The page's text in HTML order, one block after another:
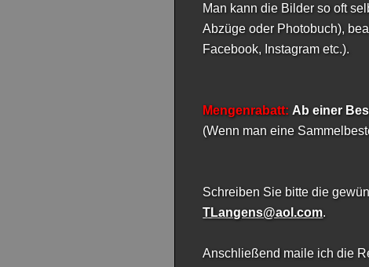
Man kann die Bilder so oft
Abzüge oder Photobuch),
Facebook, Instagram etc.).
Mengenrabatt: Ab einer
(Wenn man eine
Schreiben Sie bitte die
TLangens@aol.com.
Anschließend maile ich die